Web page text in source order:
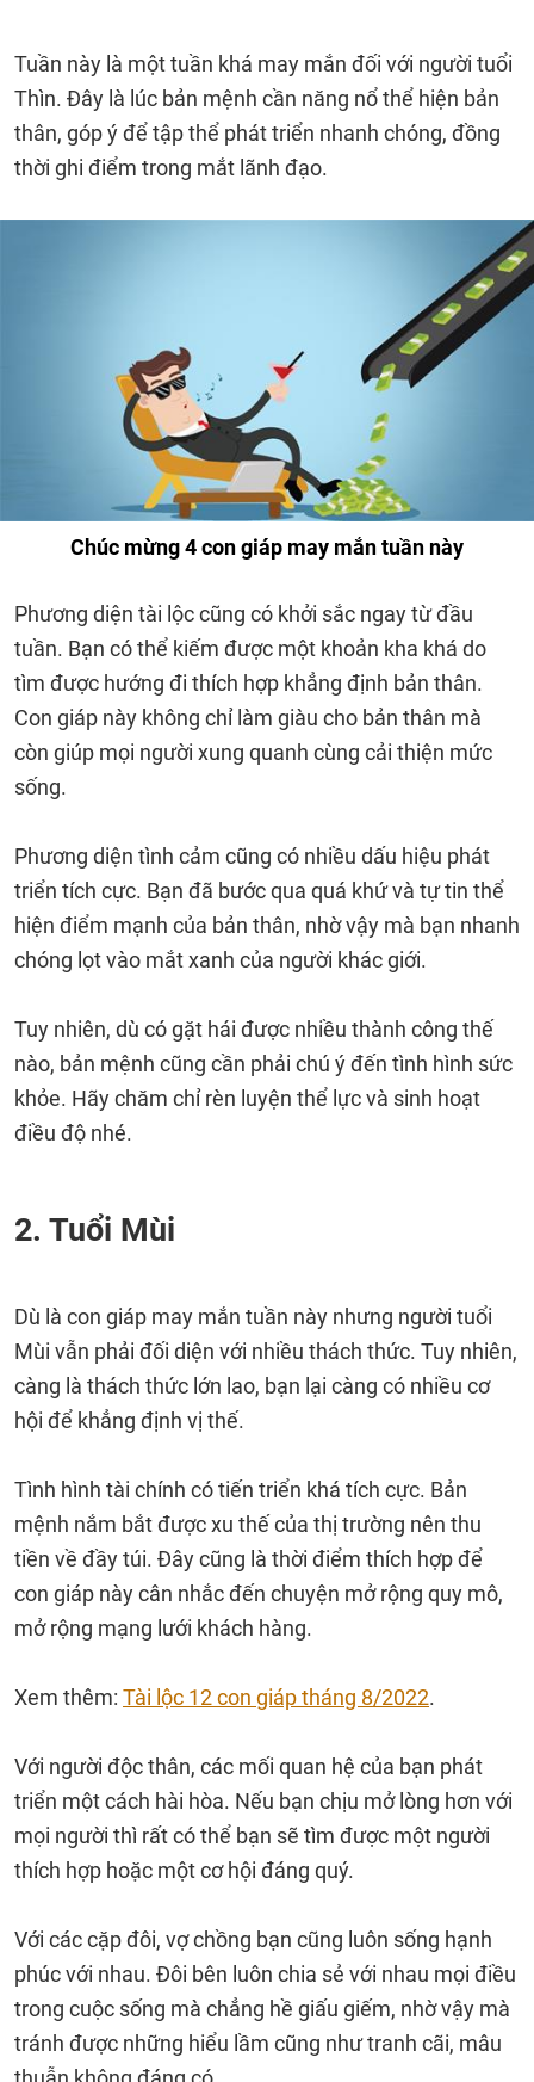
Tuần này là một tuần khá may mắn đối với người tuổi
Thìn. Đây là lúc bản mệnh cần năng nổ thể hiện bản
thân, góp ý để tập thể phát triển nhanh chóng, đồng
thời ghi điểm trong mắt lãnh đạo.
Chúc mừng 4 con giáp may mắn tuần này
Phương diện tài lộc cũng có khởi sắc ngay từ đầu
tuần. Bạn có thể kiếm được một khoản kha khá do
tìm được hướng đi thích hợp khẳng định bản thân.
Con giáp này không chỉ làm giàu cho bản thân mà
còn giúp mọi người xung quanh cùng cải thiện mức
sống.
Phương diện tình cảm cũng có nhiều dấu hiệu phát
triển tích cực. Bạn đã bước qua quá khứ và tự tin thể
hiện điểm mạnh của bản thân, nhờ vậy mà bạn nhanh
chóng lọt vào mắt xanh của người khác giới.
Tuy nhiên, dù có gặt hái được nhiều thành công thế
nào, bản mệnh cũng cần phải chú ý đến tình hình sức
khỏe. Hãy chăm chỉ rèn luyện thể lực và sinh hoạt
điều độ nhé.
2. Tuổi Mùi
Dù là con giáp may mắn tuần này nhưng người tuổi
Mùi vẫn phải đối diện với nhiều thách thức. Tuy nhiên,
càng là thách thức lớn lao, bạn lại càng có nhiều cơ
hội để khẳng định vị thế.
Tình hình tài chính có tiến triển khá tích cực. Bản
mệnh nắm bắt được xu thế của thị trường nên thu
tiền về đầy túi. Đây cũng là thời điểm thích hợp để
con giáp này cân nhắc đến chuyện mở rộng quy mô,
mở rộng mạng lưới khách hàng.
Xem thêm: Tài lộc 12 con giáp tháng 8/2022.
Với người độc thân, các mối quan hệ của bạn phát
triển một cách hài hòa. Nếu bạn chịu mở lòng hơn với
mọi người thì rất có thể bạn sẽ tìm được một người
thích hợp hoặc một cơ hội đáng quý.
Với các cặp đôi, vợ chồng bạn cũng luôn sống hạnh
phúc với nhau. Đôi bên luôn chia sẻ với nhau mọi điều
trong cuộc sống mà chẳng hề giấu giếm, nhờ vậy mà
tránh được những hiểu lầm cũng như tranh cãi, mâu